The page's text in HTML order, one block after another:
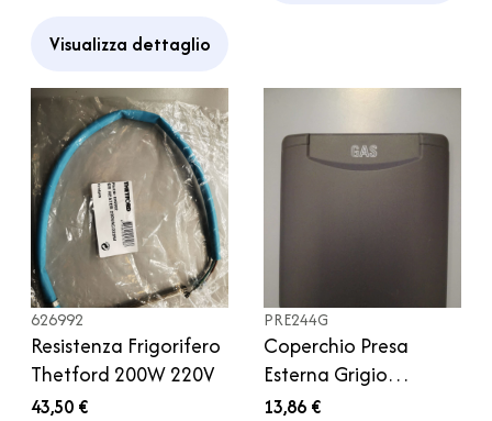
Visualizza dettaglio
626992
Resistenza Frigorifero
Thetford 200W 220V
43,50 €
PRE244G
Coperchio Presa
Esterna Grigio
Serbatoio Gas
13,86 €